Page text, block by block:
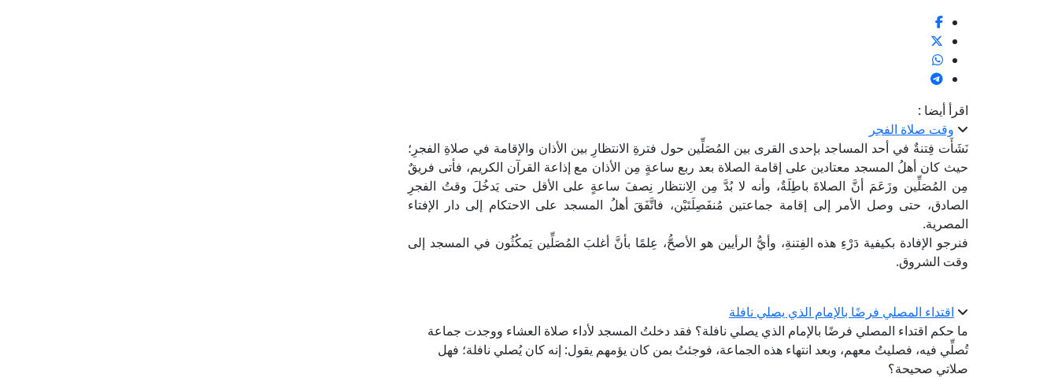
اقرأ أيضا :
وقت صلاة الفجر
نَشَأَت فِتنةٌ في أحد المساجد بإحدى القرى بين المُصَلِّين حول فترةِ الانتظارِ بين الأذان والإقامة في صلاةِ الفجرِ؛
حيث كان أهلُ المسجد معتادين على إقامة الصلاة بعد ربع ساعةٍ مِن الأذان مع إذاعة القرآن الكريم، فأتى فريقٌ
مِن المُصَلِّين وزَعَمَ أنَّ الصلاةَ باطِلَةٌ، وأنه لا بُدَّ مِن الِانتظار نِصفَ ساعةٍ على الأقل حتى يَدخُلَ وقتُ الفجرِ
الصادق، حتى وصل الأمر إلى إقامة جماعتين مُنفَصِلَتَيْن، فاتَّفَقَ أهلُ المسجد على الاحتكام إلى دار الإفتاء
المصرية.
فنرجو الإفادة بكيفية دَرْءِ هذه الفِتنةِ، وأيُّ الرأيين هو الأصحُّ، عِلمًا بأنَّ أغلبَ المُصَلِّين يَمكُثُون في المسجد إلى
وقت الشروق.
اقتداء المصلي فرضًا بالإمام الذي يصلي نافلة
ما حكم اقتداء المصلي فرضًا بالإمام الذي يصلي نافلة؟ فقد دخلتُ المسجد لأداء صلاة العشاء ووجدت جماعة
تُصلِّي فيه، فصليتُ معهم، وبعد انتهاء هذه الجماعة، فوجئتُ بمن كان يؤمهم يقول: إنه كان يُصلي نافلة؛ فهل
صلاتي صحيحة؟